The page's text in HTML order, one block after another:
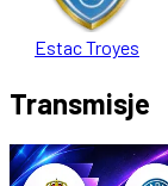
Estac Troyes
Transmisje